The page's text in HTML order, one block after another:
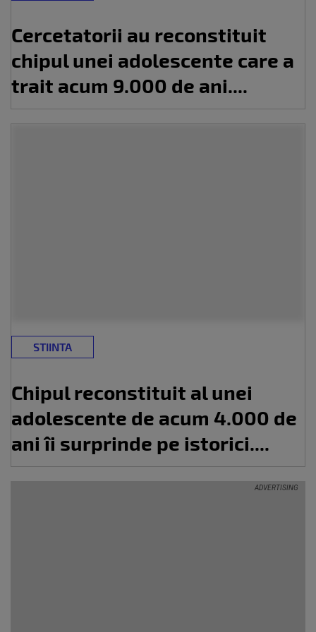
Cercetatorii au reconstituit
chipul unei adolescente care a
trait acum 9.000 de ani....
STIINTA
Chipul reconstituit al unei
adolescente de acum 4.000 de
ani îi surprinde pe istorici....